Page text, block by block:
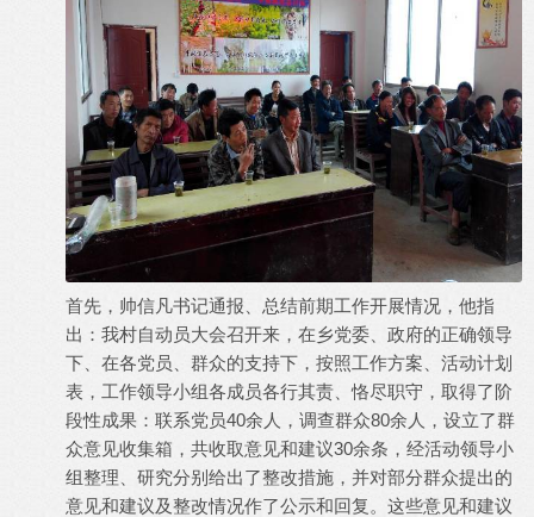
首先，帅信凡书记通报、总结前期工作开展情况，他指
出：我村自动员大会召开来，在乡党委、政府的正确领导
下、在各党员、群众的支持下，按照工作方案、活动计划
表，工作领导小组各成员各行其责、恪尽职守，取得了阶
段性成果：联系党员40余人，调查群众80余人，设立了群
众意见收集箱，共收取意见和建议30余条，经活动领导小
组整理、研究分别给出了整改措施，并对部分群众提出的
意见和建议及整改情况作了公示和回复。这些意见和建议